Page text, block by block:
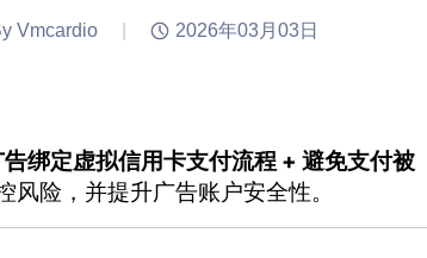
Vmcardio 2026年03月03日
绑定虚拟信用卡支付流程 + 避免支付被
险，并提升广告账户安全性。